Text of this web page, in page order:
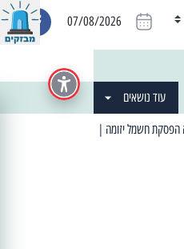
07/08/2026
עוד נושאים
| 06:19 25/03/2024 "מה חדש בעיר": המדור שבו תתעדכנו על כל מה ש... חדש